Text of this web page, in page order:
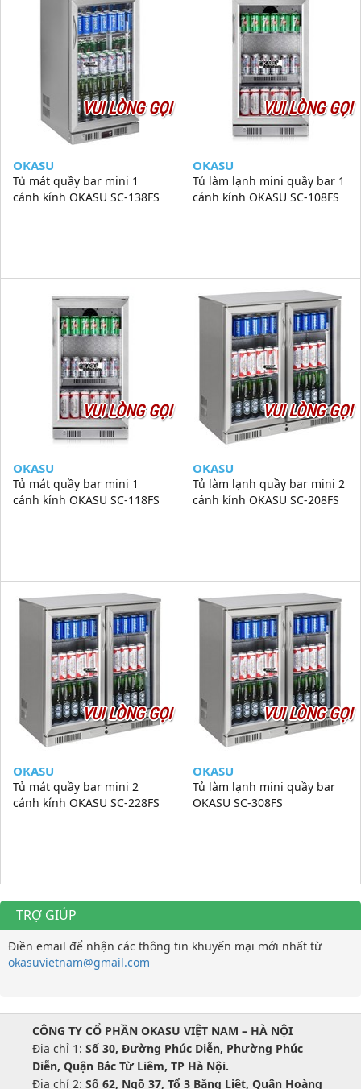
VUI LÒNG GỌI
OKASU
Tủ mát quầy bar mini 1
cánh kính OKASU SC-138FS
VUI LÒNG GỌI
OKASU
Tủ làm lạnh mini quầy bar 1
cánh kính OKASU SC-108FS
VUI LÒNG GỌI
OKASU
Tủ mát quầy bar mini 1
cánh kính OKASU SC-118FS
VUI LÒNG GỌI
OKASU
Tủ làm lạnh quầy bar mini 2
cánh kính OKASU SC-208FS
VUI LÒNG GỌI
OKASU
Tủ mát quầy bar mini 2
cánh kính OKASU SC-228FS
VUI LÒNG GỌI
OKASU
Tủ làm lạnh mini quầy bar
OKASU SC-308FS
TRỢ GIÚP
Điền email để nhận các thông tin khuyến mại mới nhất từ
okasuvietnam@gmail.com
CÔNG TY CỔ PHẦN OKASU VIỆT NAM – HÀ NỘI
Địa chỉ 1: Số 30, Đường Phúc Diễn, Phường Phúc
Diễn, Quận Bắc Từ Liêm, TP Hà Nội.
Địa chỉ 2: Số 62, Ngõ 37, Tổ 3 Bằng Liệt, Quận Hoàng